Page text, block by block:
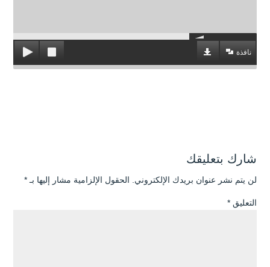
نافذة
شارك بتعليقك
لن يتم نشر عنوان بريدك الإلكتروني. الحقول الإلزامية مشار إليها بـ *
التعليق *